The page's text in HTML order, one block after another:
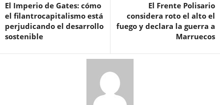
El Imperio de Gates: cómo
el filantrocapitalismo está
perjudicando el desarrollo
sostenible
El Frente Polisario
considera roto el alto el
fuego y declara la guerra a
Marruecos